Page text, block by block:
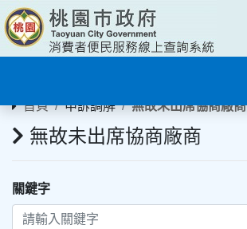
首頁 申訴調解 無故未出席協商廠商
無故未出席協商廠商
關鍵字